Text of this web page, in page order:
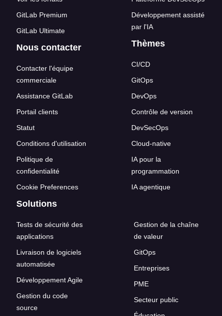
GitLab Premium
GitLab Ultimate
Nous contacter
Contacter l'équipe
commerciale
Assistance GitLab
Portail clients
Statut
Conditions d'utilisation
Politique de
confidentialité
Cookie Preferences
Développement assisté
par l'IA
Thèmes
CI/CD
GitOps
DevOps
Contrôle de version
DevSecOps
Cloud-native
IA pour la
programmation
IA agentique
Solutions
Tests de sécurité des
applications
Livraison de logiciels
automatisée
Développement Agile
Gestion du code
source
Gestion de la chaîne
de valeur
GitOps
Entreprises
PME
Secteur public